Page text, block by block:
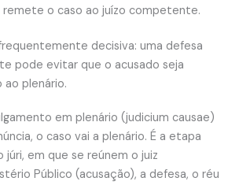
remete o caso ao juízo competente.
decisiva: uma defesa
pode evitar que o acusado seja
plenário.
em plenário (judicium causae)
o caso vai a plenário. É a etapa
júri, em que se reúnem o juiz
Público (acusação), a defesa, o réu